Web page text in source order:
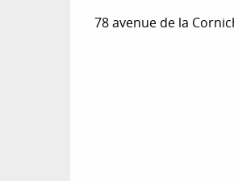
78 avenue de la